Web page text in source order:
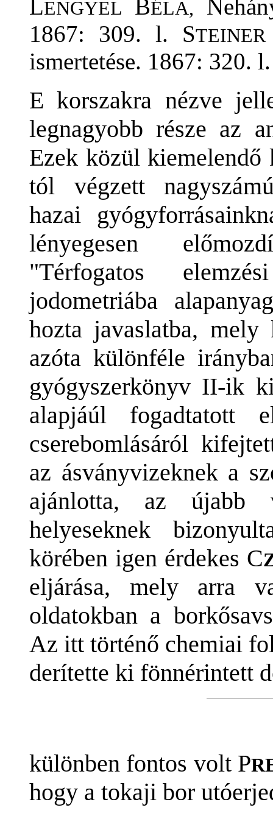
LENGYEL BÉLA,
1867: 309. l. STEINER
ismertetése. 1867: 320. l.
E korszakra nézve
legnagyobb része az
Ezek közül kiemelendő
tól végzett
hazai
lényegesen
"Térfogatos
jodometriába
hozta javaslatba, mely
azóta különféle
gyógyszerkönyv II-ik
alapjáúl fogadtatott
cserebomlásáról
az ásványvizeknek a
ajánlotta, az újabb
helyeseknek
körében igen érdekes C
eljárása, mely arra
oldatokban a
Az itt történő chemiai
derítette ki fönnérintett
különben fontos volt P
hogy a tokaji bor